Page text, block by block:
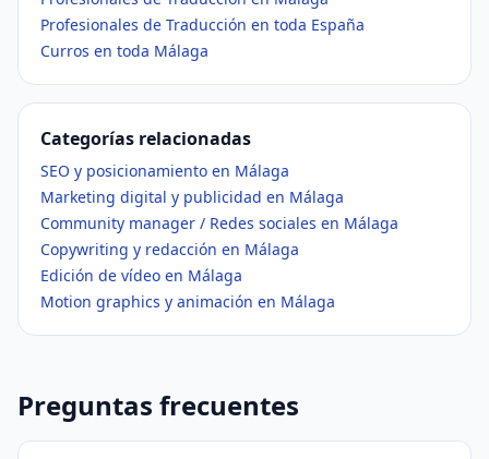
Profesionales de Traducción en toda España
Curros en toda Málaga
Categorías relacionadas
SEO y posicionamiento en Málaga
Marketing digital y publicidad en Málaga
Community manager / Redes sociales en Málaga
Copywriting y redacción en Málaga
Edición de vídeo en Málaga
Motion graphics y animación en Málaga
Preguntas frecuentes